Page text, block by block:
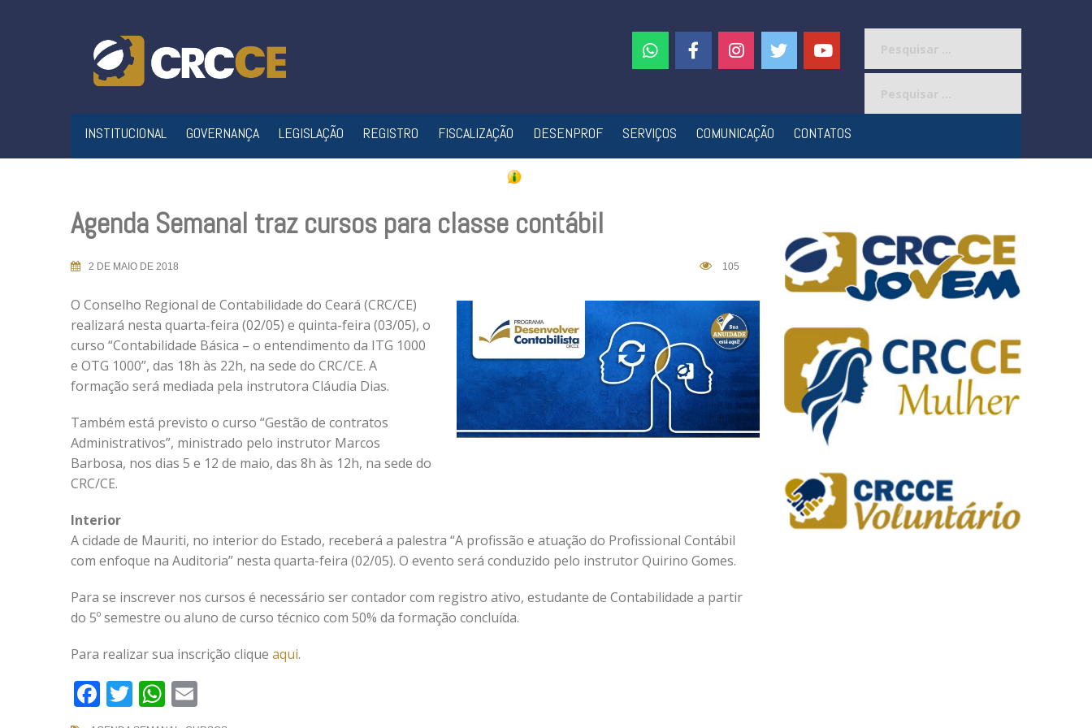
INSTITUCIONAL GOVERNANÇA LEGISLAÇÃO REGISTRO FISCALIZAÇÃO DESENPROF SERVIÇOS COMUNICAÇÃO CONTATOS
Agenda Semanal traz cursos para classe contábil
2 DE MAIO DE 2018 105
O Conselho Regional de Contabilidade do Ceará (CRC/CE)
realizará nesta quarta-feira (02/05) e quinta-feira (03/05), o
curso “Contabilidade Básica – o entendimento da ITG 1000
e OTG 1000”, das 18h às 22h, na sede do CRC/CE. A
formação será mediada pela instrutora Cláudia Dias.
Também está previsto o curso “Gestão de contratos
Administrativos”, ministrado pelo instrutor Marcos
Barbosa, nos dias 5 e 12 de maio, das 8h às 12h, na sede do
CRC/CE.
Interior
A cidade de Mauriti, no interior do Estado, receberá a palestra “A profissão e atuação do Profissional Contábil
com enfoque na Auditoria” nesta quarta-feira (02/05). O evento será conduzido pelo instrutor Quirino Gomes.
Para se inscrever nos cursos é necessário ser contador com registro ativo, estudante de Contabilidade a partir
do 5º semestre ou aluno de curso técnico com 50% da formação concluída.
Para realizar sua inscrição clique aqui.
Facebook
TwitterWhatsApp